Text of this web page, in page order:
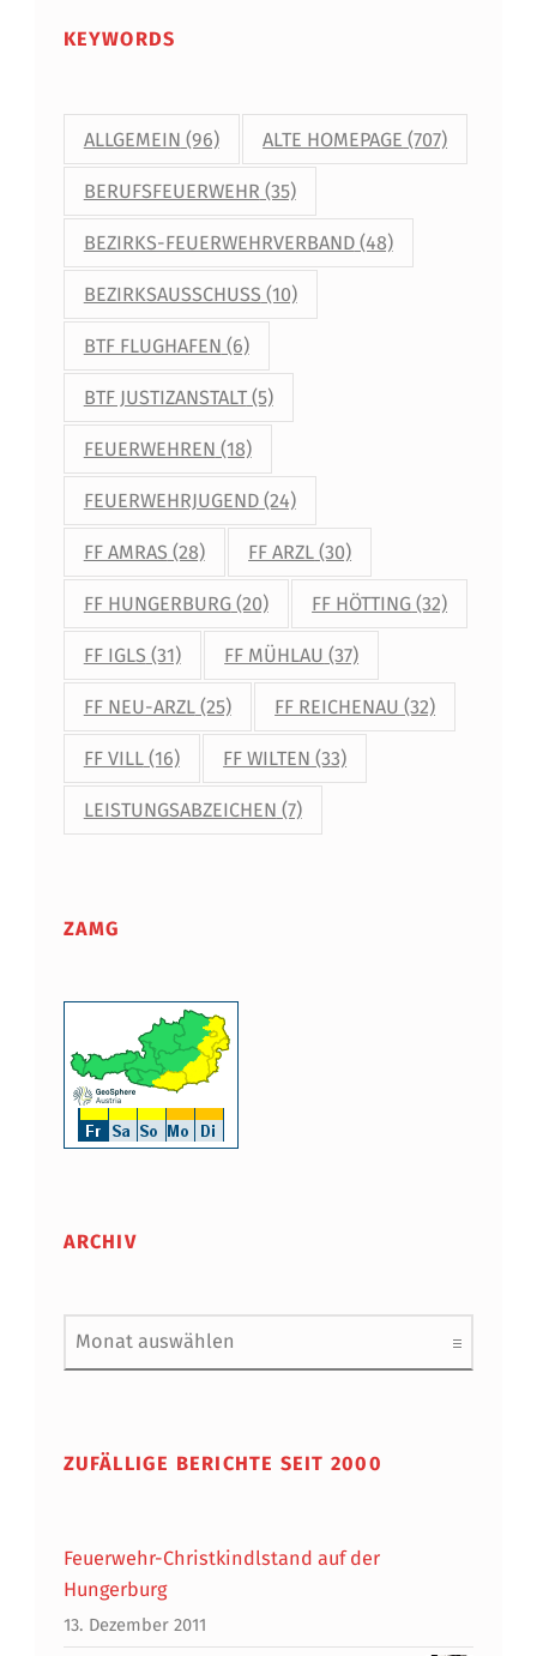
KEYWORDS
ALLGEMEIN (96) ALTE HOMEPAGE (707)
BERUFSFEUERWEHR (35)
BEZIRKS-FEUERWEHRVERBAND(48)
BEZIRKSAUSSCHUSS (10)
BTF FLUGHAFEN (6)
BTF JUSTIZANSTALT(5)
FEUERWEHREN (18)
FEUERWEHRJUGEND(24)
FF AMRAS (28) FF ARZL (30)
FF HUNGERBURG(20) FF HÖTTING (32)
FF IGLS (31) FF MÜHLAU (37)
FF NEU-ARZL(25) FF REICHENAU (32)
FF VILL(16) FF WILTEN (33)
LEISTUNGSABZEICHEN (7)
ZAMG
ARCHIV
Archiv
ZUFÄLLIGE BERICHTE SEIT 2000
Feuerwehr-Christkindlstand auf der
Hungerburg
13. Dezember 2011